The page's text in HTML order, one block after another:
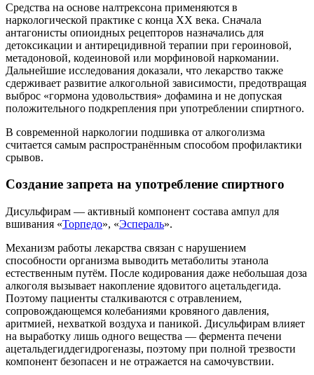
Средства на основе налтрексона применяются в
наркологической практике с конца XX века. Сначала
антагонисты опиоидных рецепторов назначались для
детоксикации и антирецидивной терапии при героиновой,
метадоновой, кодеиновой или морфиновой наркомании.
Дальнейшие исследования доказали, что лекарство также
сдерживает развитие алкогольной зависимости, предотвращая
выброс «гормона удовольствия» дофамина и не допуская
положительного подкрепления при употреблении спиртного.
В современной наркологии подшивка от алкоголизма
считается самым распространённым способом профилактики
срывов.
Создание запрета на употребление спиртного
Дисульфирам — активный компонент состава ампул для
вшивания «Торпедо», «Эспераль».
Механизм работы лекарства связан с нарушением
способности организма выводить метаболиты этанола
естественным путём. После кодирования даже небольшая доза
алкоголя вызывает накопление ядовитого ацетальдегида.
Поэтому пациенты сталкиваются с отравлением,
сопровождающемся колебаниями кровяного давления,
аритмией, нехваткой воздуха и паникой. Дисульфирам влияет
на выработку лишь одного вещества — фермента печени
ацетальдегиддегидрогеназы, поэтому при полной трезвости
компонент безопасен и не отражается на самочувствии.